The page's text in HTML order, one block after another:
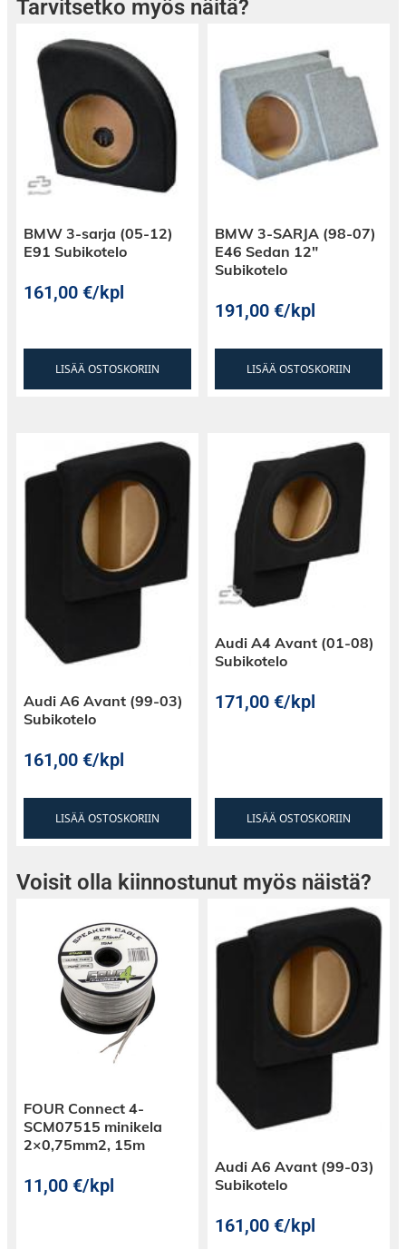
Tarvitsetko myös näitä?
BMW 3-sarja (05-12)
E91 Subikotelo
161,00€/kpl
LISÄÄ OSTOSKORIIN
BMW 3-SARJA (98-07)
E46 Sedan 12″
Subikotelo
191,00€/kpl
LISÄÄ OSTOSKORIIN
Audi A6 Avant (99-03)
Subikotelo
161,00€/kpl
LISÄÄ OSTOSKORIIN
Audi A4 Avant (01-08)
Subikotelo
171,00€/kpl
LISÄÄ OSTOSKORIIN
Voisit olla kiinnostunut myös näistä?
FOUR Connect 4-
SCM07515 minikela
2×0,75mm2, 15m
11,00€/kpl
Audi A6 Avant (99-03)
Subikotelo
161,00€/kpl